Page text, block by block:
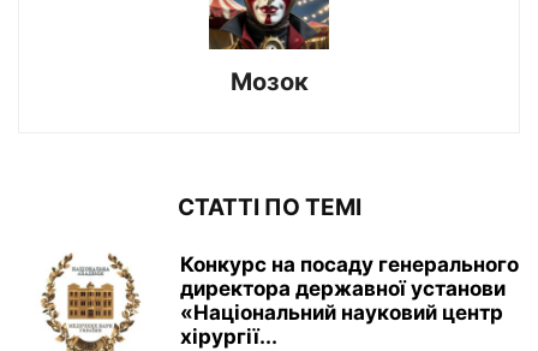
Мозок
СТАТТІ ПО ТЕМІ
Конкурс на посаду генерального
директора державної установи
«Національний науковий центр
хірургії...